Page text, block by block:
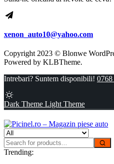
xenon_auto10@yahoo.com
Copyright 2023 © Blonwe
Powered by KLBTheme.
Intrebari? Suntem disponibili! 0768
Dark Theme Light Theme
Trending: